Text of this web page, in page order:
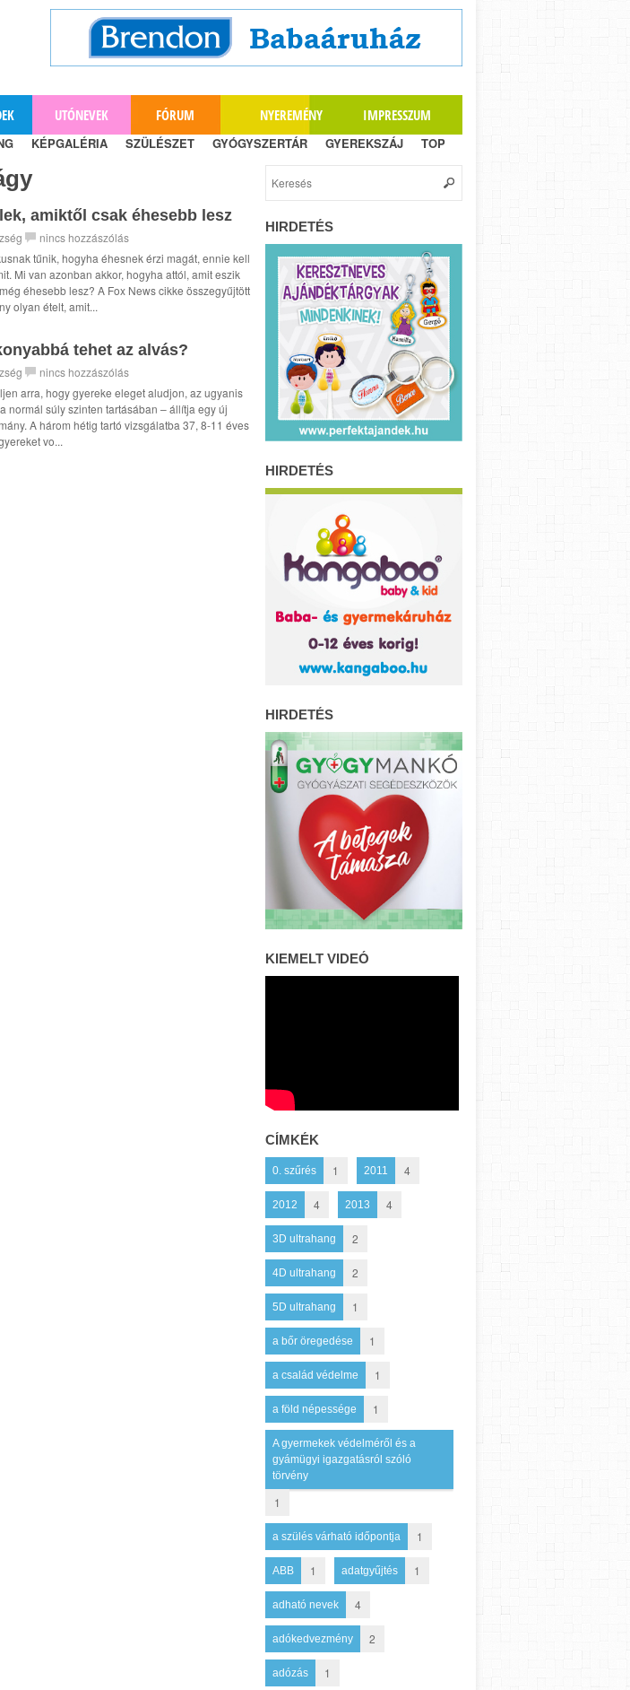
UTÓNEVEK FÓRUM NYEREMÉNY IMPRESSZUM
KÉPGALÉRIA SZÜLÉSZET GYÓGYSZERTÁR GYEREKSZÁJ TOP
amiktől csak éhesebb lesz
nincs hozzászólás
tűnik, hogyha éhesnek érzi magát, ennie kell
Mi van azonban akkor, hogyha attól, amit eszik
éhesebb lesz? A Fox News cikke összegyűjtött
olyan ételt, amit...
tehet az alvás?
nincs hozzászólás
arra, hogy gyereke eleget aludjon, az ugyanis
normál súly szinten tartásában – állítja egy új
A három hétig tartó vizsgálatba 37, 8-11 éves
vo...
HIRDETÉS
HIRDETÉS
HIRDETÉS
KIEMELT VIDEÓ
CÍMKÉK
0. szűrés 1 2011 4
2012 4 2013 4
3D ultrahang 2
4D ultrahang 2
5D ultrahang 1
a bőr öregedése 1
a család védelme 1
a föld népessége 1
A gyermekek védelméről és a
gyámügyi igazgatásról szóló
törvény
1
a szülés várható időpontja 1
ABB 1 adatgyűjtés 1
adható nevek 4
adókedvezmény 2
adózás 1